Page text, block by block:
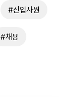
#신입사원
#채용